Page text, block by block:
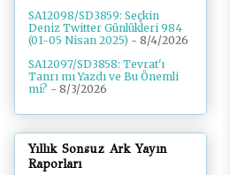
SA12098/SD3859: Seçkin
Deniz Twitter Günlükleri 984
(01-05 Nisan 2025) - 8/4/2026
SA12097/SD3858: Tevrat'ı
Tanrı mı Yazdı ve Bu Önemli
mi? - 8/3/2026
Yıllık Sonsuz Ark Yayın
Raporları